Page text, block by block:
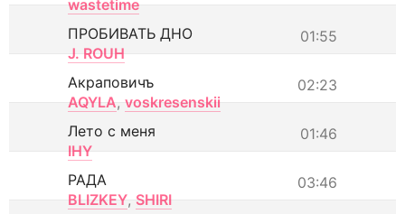
wastetime
01:55
ПРОБИВАТЬ ДНО
J. ROUH
02:23
Акраповичъ
AQYLA, voskresenskii
01:46
Лето с меня
IHY
03:46
РАДА
BLIZKEY, SHIRI